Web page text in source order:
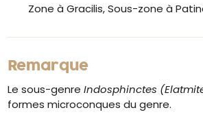
Zone à Gracilis, Sous-zone à
Remarque
Le sous-genreIndosphinctes
formes microconques du genre.